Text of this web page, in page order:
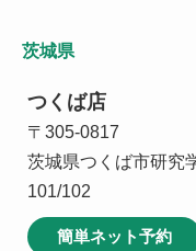
茨城県
つくば店
〒305-0817
茨城県つくば市研究
101/102
簡単ネット予約